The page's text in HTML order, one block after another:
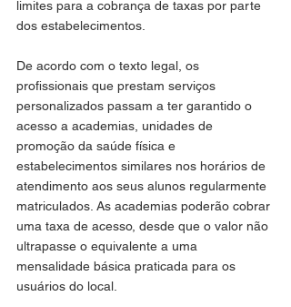
limites para a cobrança de taxas por parte
dos estabelecimentos.
De acordo com o texto legal, os
profissionais que prestam serviços
personalizados passam a ter garantido o
acesso a academias, unidades de
promoção da saúde física e
estabelecimentos similares nos horários de
atendimento aos seus alunos regularmente
matriculados. As academias poderão cobrar
uma taxa de acesso, desde que o valor não
ultrapasse o equivalente a uma
mensalidade básica praticada para os
usuários do local.